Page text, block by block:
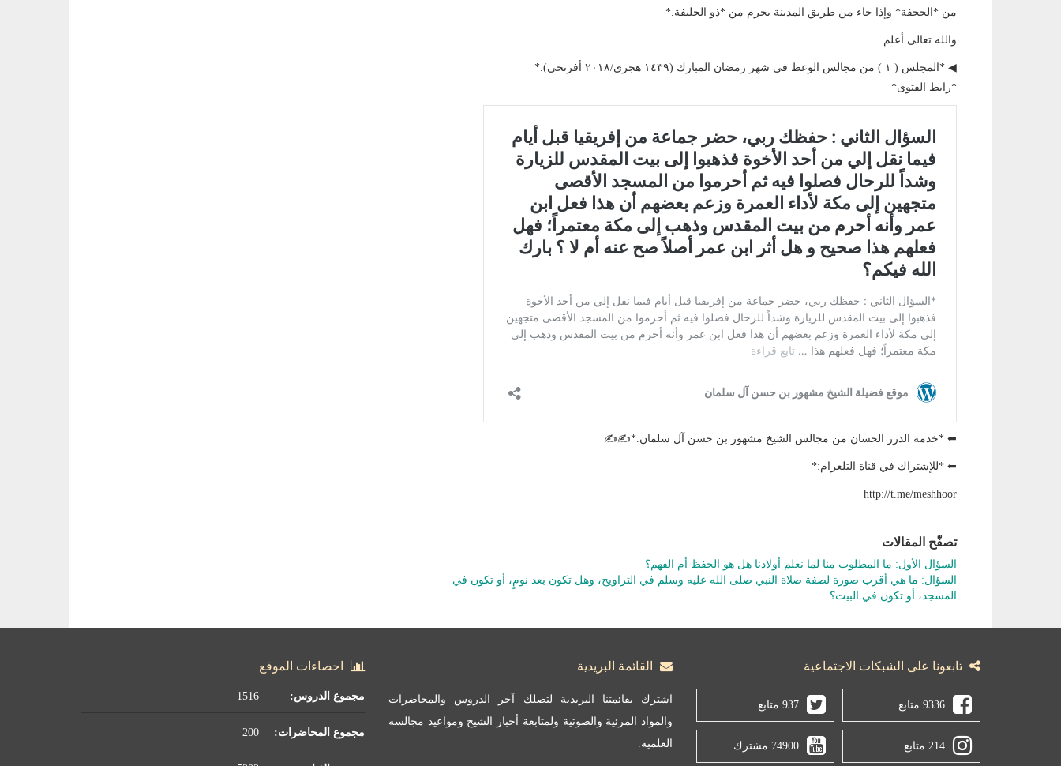
من *الجحفة* وإذا جاء من طريق المدينة يحرم من *ذو الحليفة.*
والله تعالى أعلم.
◀ *المجلس ( ١ ) من مجالس الوعظ في شهر رمضان المبارك (١٤٣٩ هجري/٢٠١٨ أفرنحي).*
*رابط الفتوى*
⬅ *خدمة الدرر الحسان من مجالس الشيخ مشهور بن حسن آل سلمان.*✍✍
⬅ *للإشتراك في قناة التلغرام:*
http://t.me/meshhoor
تصفّح المقالات
السؤال الأول: ما المطلوب منا لما نعلم أولادنا هل هو الحفظ أم الفهم؟
السؤال: ما هي أقرب صورة لصفة صلاة النبي صلى الله عليه وسلم في التراويح، وهل تكون بعد نومٍ، أو تكون في
المسجد، أو تكون في البيت؟
تابعونا على الشبكات الاجتماعية
9336 متابع 937 متابع
214 متابع 74900 مشترك
القائمة البريدية
اشترك بقائمتنا البريدية لتصلك آخر الدروس والمحاضرات
والمواد المرئية والصوتية ولمتابعة أخبار الشيخ ومواعيد مجالسه
العلمية.
احصاءات الموقع
مجموع الدروس:
مجموع المحاضرات: